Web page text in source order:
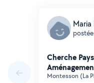
Maria
Cherche
Montesson (La